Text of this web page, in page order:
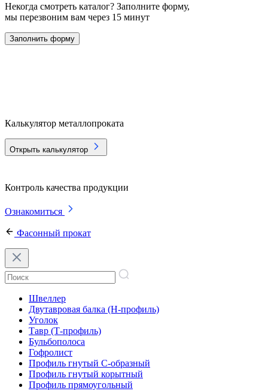
Некогда смотреть каталог? Заполните форму,
мы перезвоним вам через 15 минут
Заполнить форму
Калькулятор металлопроката
Открыть калькулятор
Контроль качества продукции
Ознакомиться
Фасонный прокат
Швеллер
Двутавровая балка (Н-профиль)
Уголок
Тавр (Т-профиль)
Бульбополоса
Гофролист
Профиль гнутый С-образный
Профиль гнутый корытный
Профиль прямоугольный